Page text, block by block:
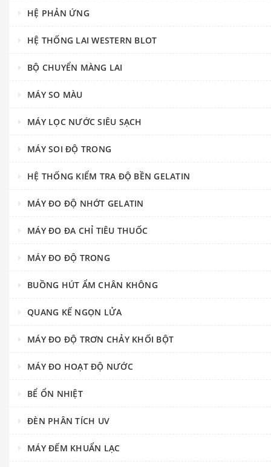
HỆ PHẢN ỨNG
HỆ THỐNG LAI WESTERN BLOT
BỘ CHUYỂN MÀNG LAI
MÁY SO MÀU
MÁY LỌC NƯỚC SIÊU SẠCH
MÁY SOI ĐỘ TRONG
HỆ THỐNG KIỂM TRA ĐỘ BỀN GELATIN
MÁY ĐO ĐỘ NHỚT GELATIN
MÁY ĐO ĐA CHỈ TIÊU THUỐC
MÁY ĐO ĐỘ TRONG
BUỒNG HÚT ẨM CHÂN KHÔNG
QUANG KẾ NGỌN LỬA
MÁY ĐO ĐỘ TRƠN CHẢY KHỐI BỘT
MÁY ĐO HOẠT ĐỘ NƯỚC
BỂ ỔN NHIỆT
ĐÈN PHÂN TÍCH UV
MÁY ĐẾM KHUẨN LẠC